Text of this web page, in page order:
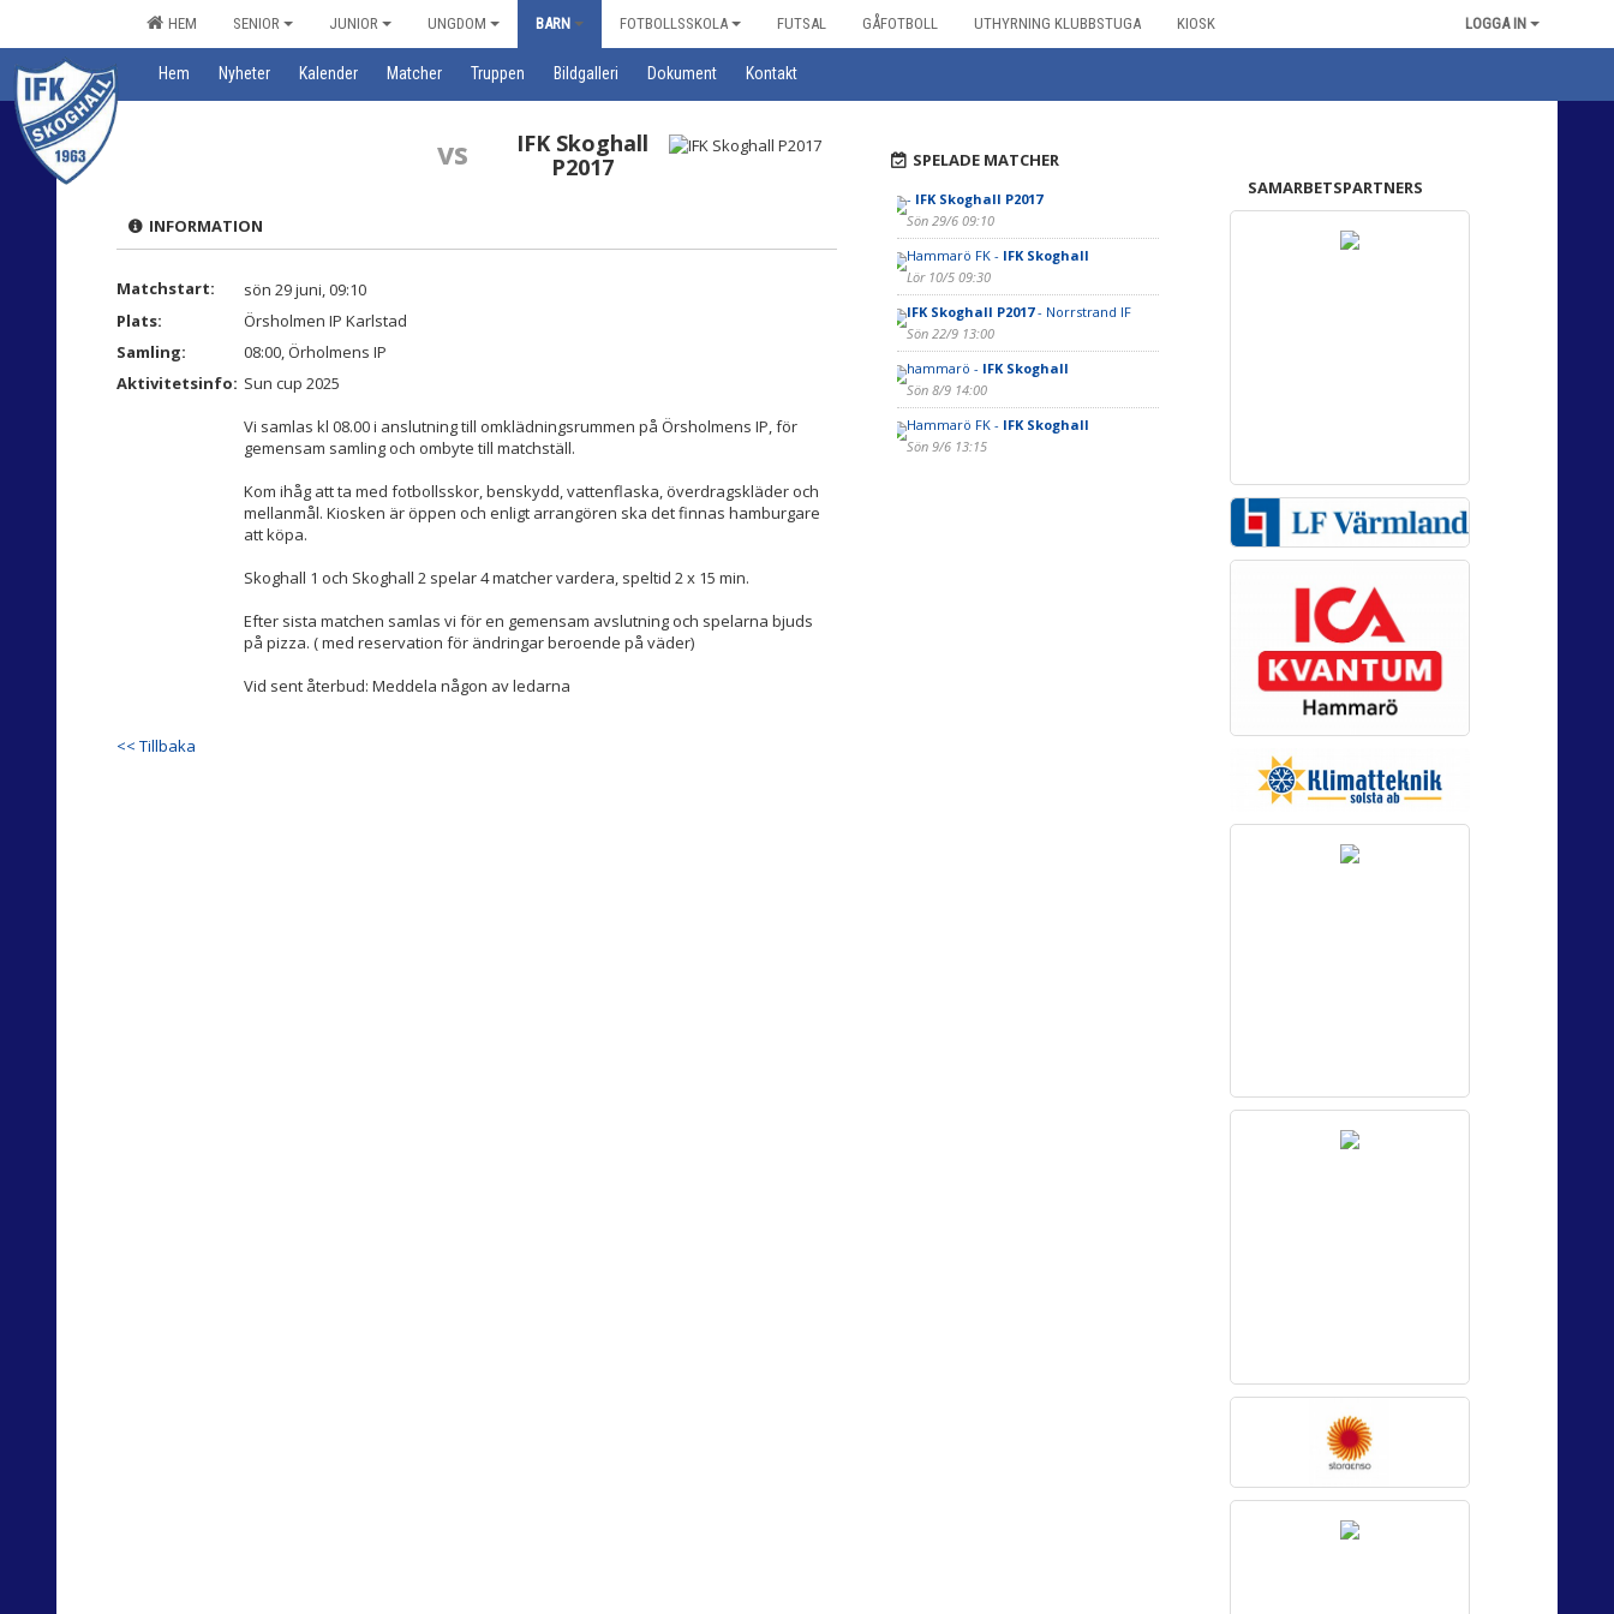
HEM SENIOR JUNIOR UNGDOM BARN FOTBOLLSSKOLA FUTSAL GÅFOTBOLL UTHYRNING KLUBBSTUGA KIOSK LOGGA IN
Hem Nyheter Kalender Matcher Truppen Bildgalleri Dokument Kontakt
vs
IFK Skoghall
P2017
INFORMATION
Matchstart:
sön 29 juni, 09:10
Plats:
Örsholmen IP Karlstad
Samling:
08:00, Örholmens IP
Aktivitetsinfo: Sun cup 2025
Vi samlas kl 08.00 i anslutning till omklädningsrummen på Örsholmens IP, för
gemensam samling och ombyte till matchställ.
Kom ihåg att ta med fotbollsskor, benskydd, vattenflaska, överdragskläder och
mellanmål. Kiosken är öppen och enligt arrangören ska det finnas hamburgare
att köpa.
Skoghall 1 och Skoghall 2 spelar 4 matcher vardera, speltid 2 x 15 min.
Efter sista matchen samlas vi för en gemensam avslutning och spelarna bjuds
på pizza. ( med reservation för ändringar beroende på väder)
Vid sent återbud: Meddela någon av ledarna
<< Tillbaka
SPELADE MATCHER
- IFK Skoghall P2017
Sön 29/6 09:10
Hammarö FK - IFK Skoghall
Lör 10/5 09:30
IFK Skoghall P2017- Norrstrand IF
Sön 22/9 13:00
hammarö - IFK Skoghall
Sön 8/9 14:00
Hammarö FK - IFK Skoghall
Sön 9/6 13:15
SAMARBETSPARTNERS